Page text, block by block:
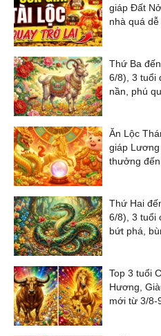
giáp Đất
nhà quá dễ
Thứ Ba
6/8), 3 tuổi
nần, phú
Ăn Lộc
giáp
thưởng
Thứ Hai
6/8), 3 tuổi
bứt phá,
Top 3 tuổi
Hương,
mới từ 3/8-